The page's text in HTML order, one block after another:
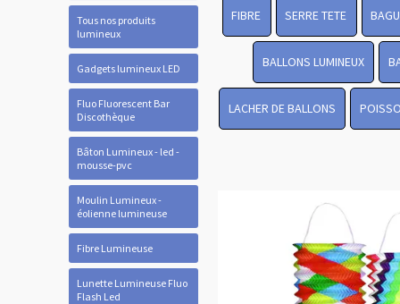
Tous nos produits
lumineux
Gadgets lumineux LED
Fluo Fluorescent Bar
Discothèque
Bâton Lumineux - led -
mousse-pvc
Moulin Lumineux -
éolienne lumineuse
Fibre Lumineuse
Lunette Lumineuse Fluo
Flash Led
FIBRE SERRE TETE
BALLONS LUMINEUX
LACHER DE BALLONS